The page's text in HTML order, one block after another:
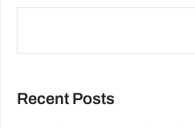
Recent Posts